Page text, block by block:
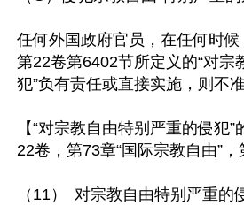
任何外国政府官员，在任何时
第22卷第6402节所定义的“对宗
犯”负有责任或直接实施，则不准
【“对宗教自由特别严重的侵犯
22卷，第73章“国际宗教自由”，
（11） 对宗教自由特别严重的